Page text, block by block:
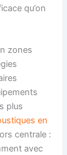
qu’on
zones
plus
en
centrale :
avec